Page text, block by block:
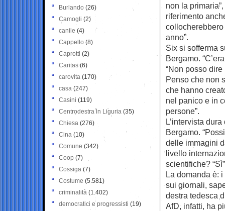
non la
riferimento
anno”.
Six si sofferma
Bergamo.
“Non posso
Penso che non
che hanno
nel panico e in
persone”.
L’intervista
Bergamo.
delle immagini
livello
scientifiche?
La domanda è:
sui giornali,
destra tedesca
AfD, infatti, ha
Burlando (26)
Camogli (2)
canile (4)
Cappello (8)
Caprotti (2)
Caritas (6)
carovita (170)
casa (247)
Casini (119)
Centrodestra in Liguria (35)
Chiesa (276)
Cina (10)
Comune (342)
Coop (7)
Cossiga (7)
Costume (5.581)
criminalità (1.402)
democratici e progressisti (19)